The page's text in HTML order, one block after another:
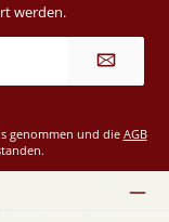
werden.
genommen und die AGB